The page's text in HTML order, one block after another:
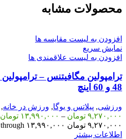
محصولات مشابه
افزودن به لیست مقایسه ها
نمایش سریع
افزودن به لیست علاقمندی ها
48 و 60 اینچ
ورزشی, پیلاتس و یوگا, ورزش در خانه,
۹,۲۷۰,۰۰۰ تومان – ۱۳,۹۹۰,۰۰۰ تومان
۹,۲۷۰,۰۰۰ تومان through ۱۳,۹۹۰,۰۰۰ تومان
اطلاعات بیشتر